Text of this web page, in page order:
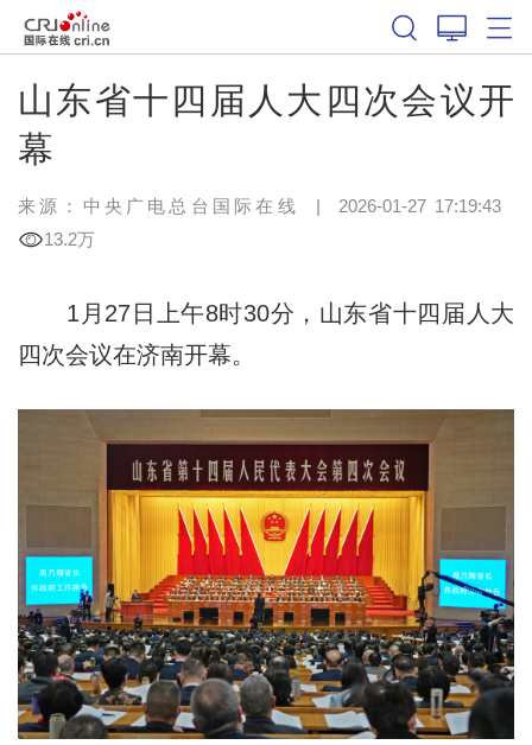
山东省十四届人大四次会议开
幕
来源：中央广电总台国际在线 | 2026-01-27 17:19:43
13.2万
1月27日上午8时30分，山东省十四届人大
四次会议在济南开幕。